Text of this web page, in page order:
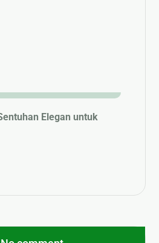
Elegan untuk